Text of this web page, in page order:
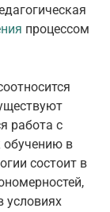
процессом
работа с
обучению в
состоит в
условиях